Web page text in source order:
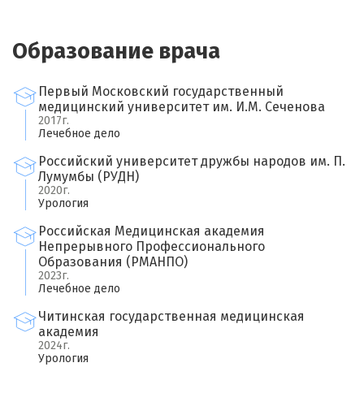
Образование врача
Первый Московский государственный
медицинский университет им. И.М. Сеченова
2017г.
Лечебное дело
Российский университет дружбы народов им. П.
Лумумбы (РУДН)
2020г.
Урология
Российская Медицинская академия
Непрерывного Профессионального
Образования (РМАНПО)
2023г.
Лечебное дело
Читинская государственная медицинская
академия
2024г.
Урология
Оставить свой отзыв